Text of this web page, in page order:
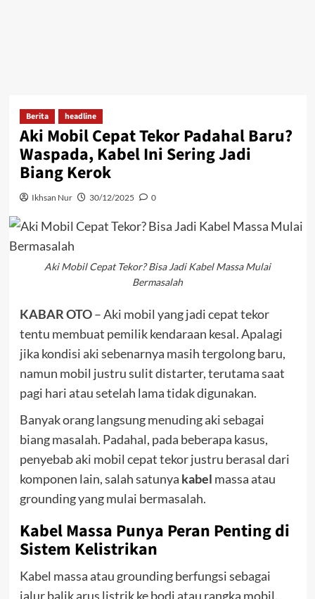
Berita headline
Aki Mobil Cepat Tekor Padahal Baru?
Waspada, Kabel Ini Sering Jadi
Biang Kerok
Ikhsan Nur 30/12/2025 0
Aki Mobil Cepat Tekor? Bisa Jadi Kabel Massa Mulai
Bermasalah
KABAR OTO– Aki mobil yang jadi cepat tekor
tentu membuat pemilik kendaraan kesal. Apalagi
jika kondisi aki sebenarnya masih tergolong baru,
namun mobil justru sulit distarter, terutama saat
pagi hari atau setelah lama tidak digunakan.
Banyak orang langsung menuding aki sebagai
biang masalah. Padahal, pada beberapa kasus,
penyebab aki mobil cepat tekor justru berasal dari
komponen lain, salah satunya kabel massa atau
grounding yang mulai bermasalah.
Kabel Massa Punya Peran Penting di
Sistem Kelistrikan
Kabel massa atau grounding berfungsi sebagai
jalur balik arus listrik ke bodi atau rangka mobil.